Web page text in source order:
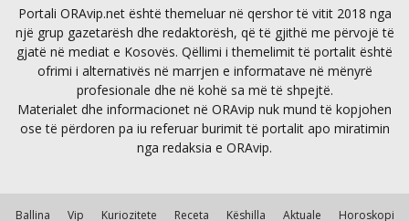
Portali ORAvip.net është themeluar në qershor të vitit 2018 nga
një grup gazetarësh dhe redaktorësh, që të gjithë me përvojë të
gjatë në mediat e Kosovës. Qëllimi i themelimit të portalit është
ofrimi i alternativës në marrjen e informatave në mënyrë
profesionale dhe në kohë sa më të shpejtë.
Materialet dhe informacionet në ORAvip nuk mund të kopjohen
ose të përdoren pa iu referuar burimit të portalit apo miratimin
nga redaksia e ORAvip.
Ballina Vip Kuriozitete Receta Këshilla Aktuale Horoskopi